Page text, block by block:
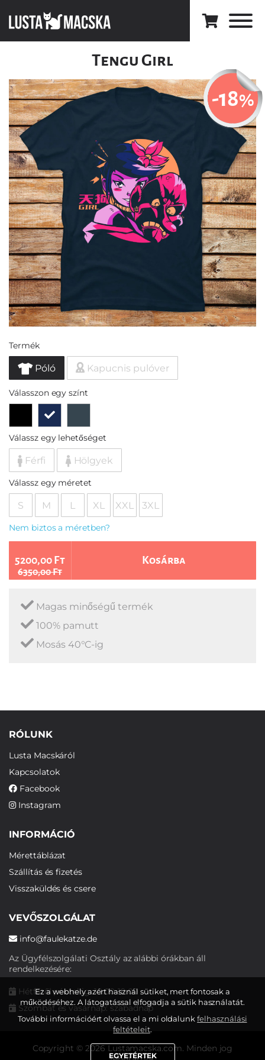
Tengu Girl
-18%
Termék
Póló Kapucnis pulóver
Válasszon egy színt
Válassz egy lehetőséget
Férfi Hölgyek
Válassz egy méretet
S M L XL XXL 3XL
Nem biztos a méretben?
5200,00 Ft
6350,00 Ft
Kosárba
Magas minőségű termék
100% pamutt
Mosás 40°C-ig
RÓLUNK
Lusta Macskáról
Kapcsolatok
Facebook
Instagram
INFORMÁCIÓ
Mérettáblázat
Szállítás és fizetés
Visszaküldés és csere
VEVŐSZOLGÁLAT
info@faulekatze.de
Az Ügyfélszolgálati Osztály az alábbi órákban áll
rendelkezésére:
Hétfőtől péntekig: 10:00-19:00
Szombat és vasárnap: szabadnap
Copyright © 2026 Lustamacska.com. Minden jog
Ez a webhely azért használ sütiket, mert fontosak a
működéséhez. A látogatással elfogadja a sütik használatát.
További információért olvassa el a mi oldalunkfelhasználási
feltételeit.
EGYETÉRTEK